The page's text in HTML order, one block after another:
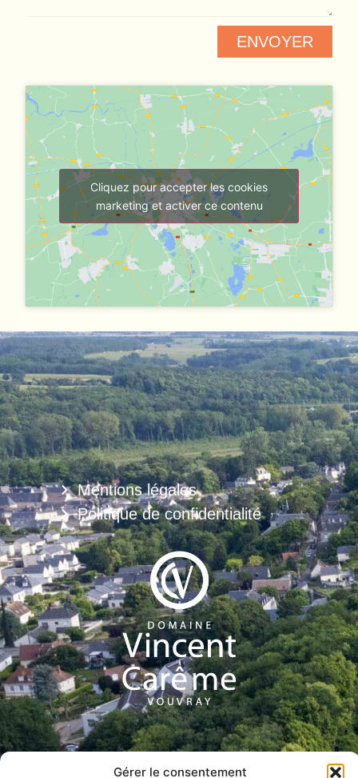
Gérer le consentement
ENVOYER
Cliquez pour accepter les cookies
marketing et activer ce contenu
Mentions légales
Politique de confidentialité